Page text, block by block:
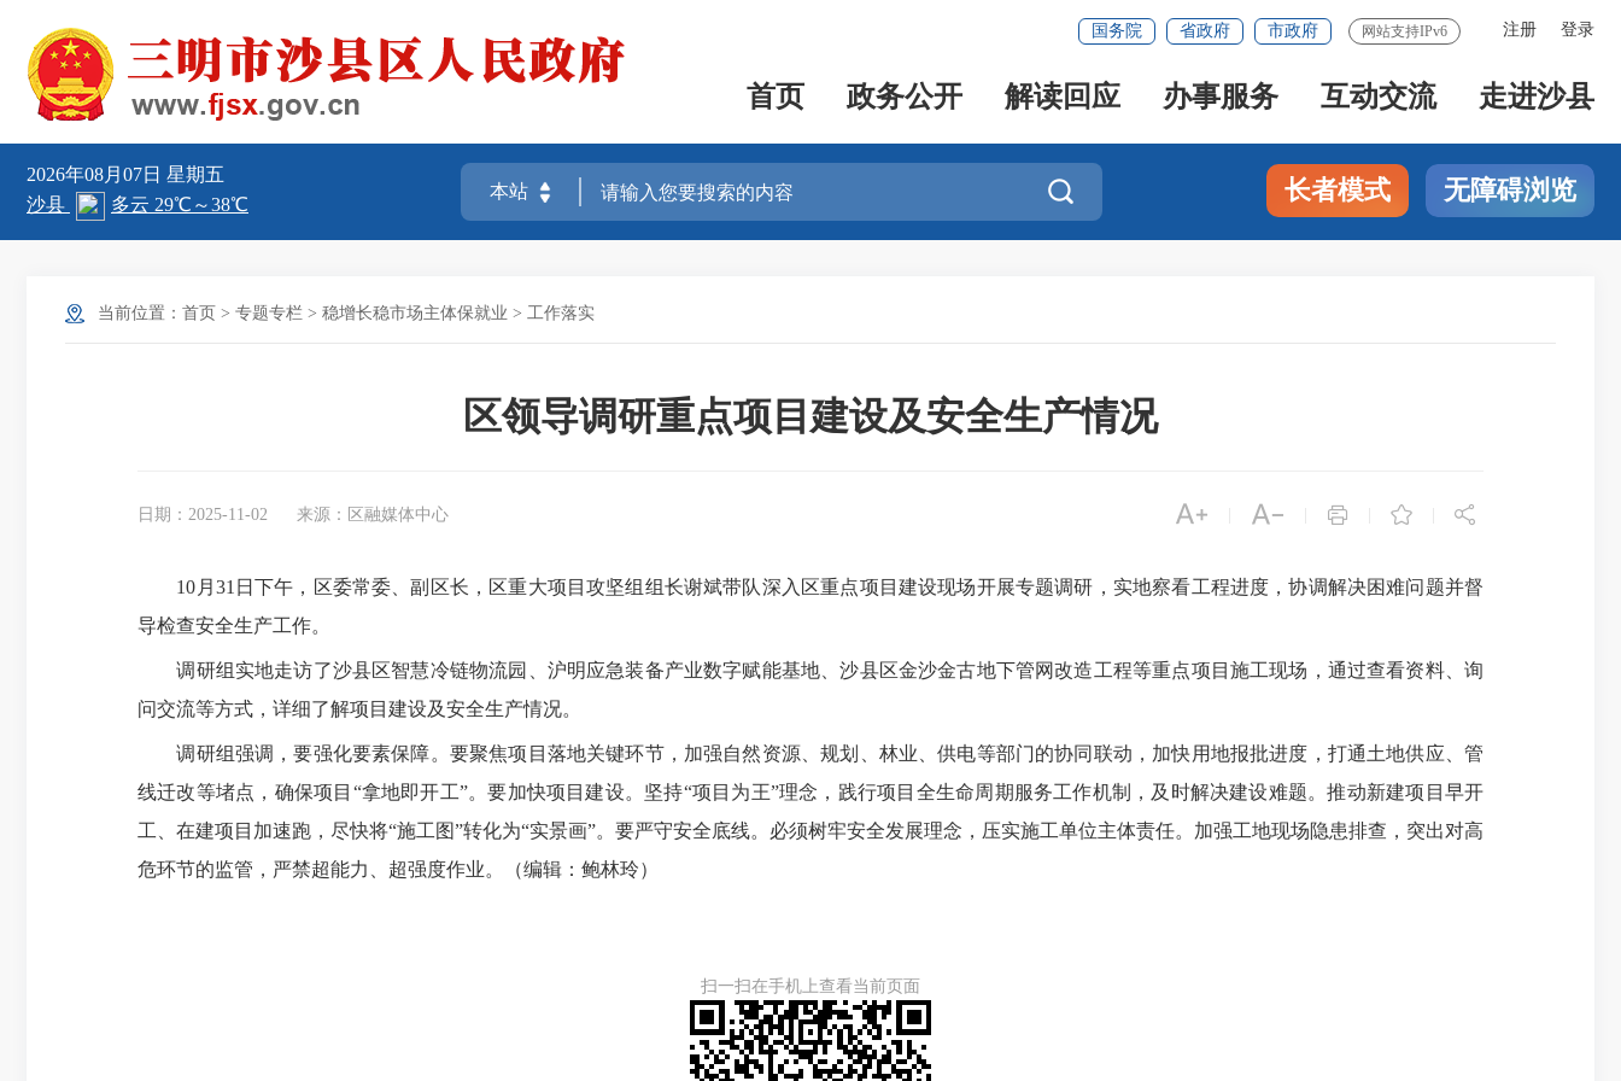
注册 登录
国务院 省政府 市政府 网站支持IPv6
首页 政务公开 解读回应 办事服务 互动交流 走进沙县
2026年08月07日 星期五
 长者模式 无障碍浏览
当前位置： 首页 > 专题专栏 > 稳增长稳市场主体保就业 > 工作落实
区领导调研重点项目建设及安全生产情况
日期：2025-11-02 来源：区融媒体中心     
10月31日下午，区委常委、副区长，区重大项目攻坚组组长谢斌带队深入区重点项目建设现场开展专题调研，实地察看工程进度，协调解决困难问题并督
导检查安全生产工作。
调研组实地走访了沙县区智慧冷链物流园、沪明应急装备产业数字赋能基地、沙县区金沙金古地下管网改造工程等重点项目施工现场，通过查看资料、询
问交流等方式，详细了解项目建设及安全生产情况。
调研组强调，要强化要素保障。要聚焦项目落地关键环节，加强自然资源、规划、林业、供电等部门的协同联动，加快用地报批进度，打通土地供应、管
线迁改等堵点，确保项目“拿地即开工”。要加快项目建设。坚持“项目为王”理念，践行项目全生命周期服务工作机制，及时解决建设难题。推动新建项目早开
工、在建项目加速跑，尽快将“施工图”转化为“实景画”。要严守安全底线。必须树牢安全发展理念，压实施工单位主体责任。加强工地现场隐患排查，突出对高
危环节的监管，严禁超能力、超强度作业。（编辑：鲍林玲）
扫一扫在手机上查看当前页面